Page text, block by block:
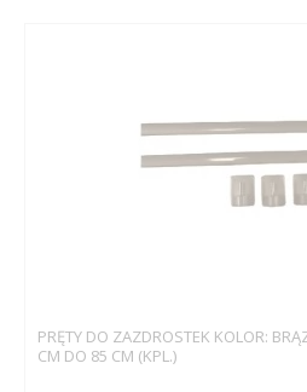
PRĘTY DO ZAZDROSTEK KOLOR:
CM DO 85 CM (KPL.)